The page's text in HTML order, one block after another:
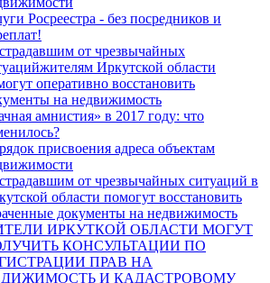
Росреестра - без посредников и
от чрезвычайных
Иркутской области
оперативно восстановить
на недвижимость
амнистия» в 2017 году: что
присвоения адреса объектам
от чрезвычайных ситуаций в
области помогут восстановить
документы на недвижимость
ИРКУТКОЙ ОБЛАСТИ МОГУТ
КОНСУЛЬТАЦИИ ПО
ПРАВ НА
И КАДАСТРОВОМУ